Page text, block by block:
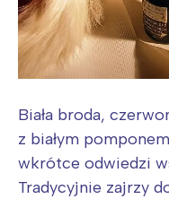
Biała broda,
z białym
wkrótce odwiedzi
Tradycyjnie zajrzy